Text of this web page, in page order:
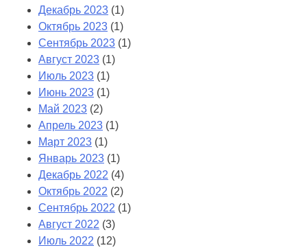
Декабрь 2023 (1)
Октябрь 2023 (1)
Сентябрь 2023 (1)
Август 2023 (1)
Июль 2023 (1)
Июнь 2023 (1)
Май 2023 (2)
Апрель 2023 (1)
Март 2023 (1)
Январь 2023 (1)
Декабрь 2022 (4)
Октябрь 2022 (2)
Сентябрь 2022 (1)
Август 2022 (3)
Июль 2022 (12)